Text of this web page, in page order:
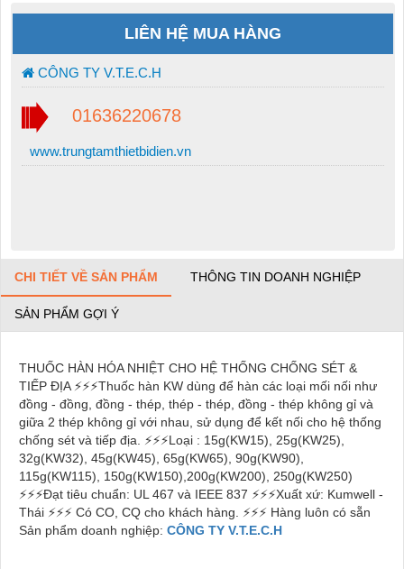
LIÊN HỆ MUA HÀNG
CÔNG TY V.T.E.C.H
01636220678
www.trungtamthietbidien.vn
CHI TIẾT VỀ SẢN PHẨM THÔNG TIN DOANH NGHIỆP
SẢN PHẨM GỢI Ý
THUỐC HÀN HÓA NHIỆT CHO HỆ THỐNG CHỐNG SÉT &
TIẾP ĐỊA ⚡⚡⚡Thuốc hàn KW dùng để hàn các loại mối nối như
đồng - đồng, đồng - thép, thép - thép, đồng - thép không gỉ và
giữa 2 thép không gỉ với nhau, sử dụng để kết nối cho hệ thống
chống sét và tiếp địa. ⚡⚡⚡Loại : 15g(KW15), 25g(KW25),
32g(KW32), 45g(KW45), 65g(KW65), 90g(KW90),
115g(KW115), 150g(KW150),200g(KW200), 250g(KW250)
⚡⚡⚡Đạt tiêu chuẩn: UL 467 và IEEE 837 ⚡⚡⚡Xuất xứ: Kumwell -
Thái ⚡⚡⚡ Có CO, CQ cho khách hàng. ⚡⚡⚡ Hàng luôn có sẵn
Sản phẩm doanh nghiệp: CÔNG TY V.T.E.C.H